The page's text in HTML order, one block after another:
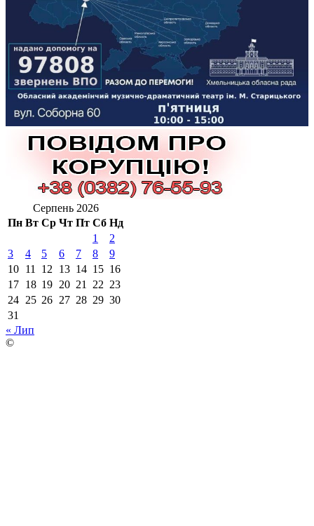
Серпень 2026
Пн Вт Ср Чт Пт Сб Нд
1
2
3
4 5 6 7 8
9
10 11 12 13 14 15 16
17 18 19 20 21 22 23
24 25 26 27 28 29 30
31
« Лип
©